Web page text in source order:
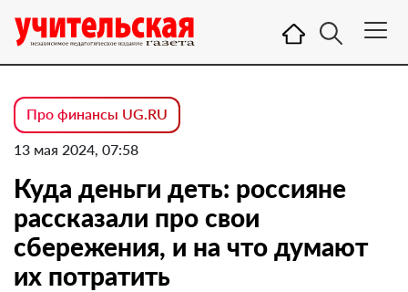
Про финансы UG.RU
13 мая 2024, 07:58
Куда деньги деть: россияне
рассказали про свои
сбережения, и на что думают
их потратить